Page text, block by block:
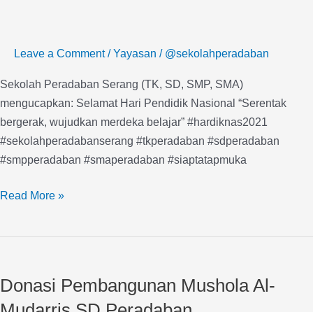
Leave a Comment /Yayasan / @sekolahperadaban
Sekolah Peradaban Serang (TK, SD, SMP, SMA)
mengucapkan: Selamat Hari Pendidik Nasional “Serentak
bergerak, wujudkan merdeka belajar” #hardiknas2021
#sekolahperadabanserang #tkperadaban #sdperadaban
#smpperadaban #smaperadaban #siaptatapmuka
Read More »
Donasi Pembangunan Mushola Al-
Mushola
Al-